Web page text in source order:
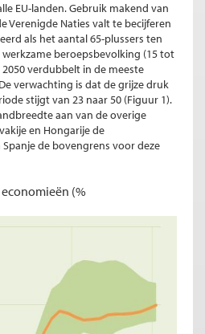
EU-landen. Gebruik makend van
Verenigde Naties valt te becijferen
als het aantal 65-plussers ten
beroepsbevolking (15 tot
verdubbelt in de meeste
verwachting is dat de grijze druk
stijgt van 23 naar 50 (Figuur 1).
aan van de overige
en Hongarije de
de bovengrens voor deze
(%